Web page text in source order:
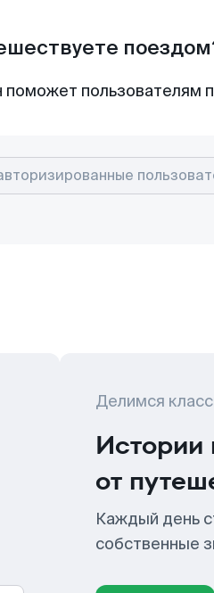
пользователям
Делимся
Истории
от
Каждый день
собственные